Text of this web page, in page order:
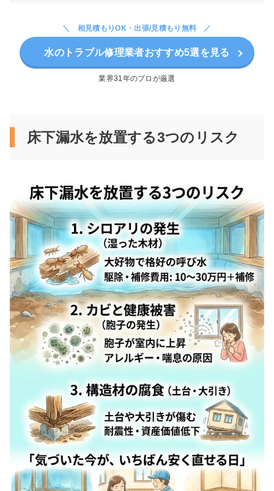
相見積もりOK・出張/見積もり無料
水のトラブル修理業者おすすめ5選を見る
業界31年のプロが厳選
床下漏水を放置する3つのリスク